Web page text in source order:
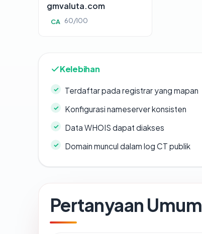
gmvaluta.com
CA 60/100
Kelebihan
Terdaftar pada registrar yang mapan
Konfigurasi nameserver konsisten
Data WHOIS dapat diakses
Domain muncul dalam log CT publik
Pertanyaan Umum